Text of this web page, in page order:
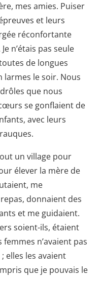
mes amies. Puiser
et leurs
réconfortante
n’étais pas seule
de longues
larmes le soir. Nous
que nous
se gonflaient de
avec leurs
un village pour
élever la mère de
me
donnaient des
et me guidaient.
soient-ils, étaient
femmes n’avaient pas
elles les avaient
que je pouvais le